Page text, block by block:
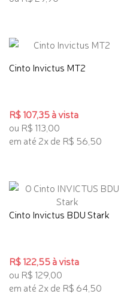
Cinto Invictus MT2
R$ 107,35 à vista
ou R$ 113,00
em até 2x de R$ 56,50
Cinto Invictus BDU Stark
R$ 122,55 à vista
ou R$ 129,00
em até 2x de R$ 64,50